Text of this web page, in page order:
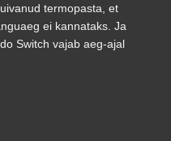
termopasta, et
ei kannataks. Ja
Switch vajab aeg-ajal